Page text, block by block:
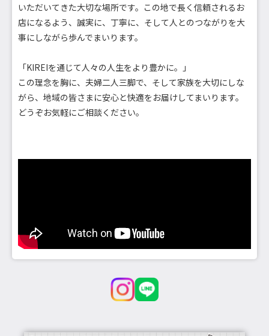
いただいてきた大切な場所です。この地で長く信頼されるお
店になるよう、誠実に、丁寧に、そして人とのつながりを大
事にしながら歩んでまいります。
「KIREIを通じて人々の人生をより豊かに。」
この理念を胸に、夫婦二人三脚で、そして家族を大切にしな
がら、地域の皆さまに安心と快適をお届けしてまいります。
どうぞお気軽にご相談ください。